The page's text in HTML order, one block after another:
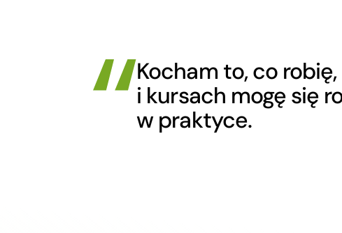
Kocham to, co
i kursach mogę się
w praktyce.